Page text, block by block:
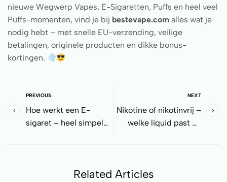
nieuwe Wegwerp Vapes, E-Sigaretten, Puffs en heel veel
Puffs-momenten, vind je bij bestevape.com alles wat je
nodig hebt – met snelle EU-verzending, veilige
betalingen, originele producten en dikke bonus-
kortingen.
PREVIOUS
Hoe werkt een E-
sigaret – heel simpel
NEXT
Nikotine of nikotinvrij –
welke liquid past bij
Related Articles